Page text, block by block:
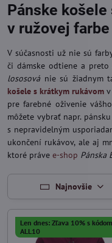
Pánske
v ružovej farbe
V súčasnosti už nie sú
či dámske odtiene a preto
lososovánie sú žiadnym
košele s krátkym rukávom
pre farebné oživenie
môžete vybrať napr. pánsku
s nepravidelným
ukončení rukávov, ale aj
ktoré práve e-shop Pánska
Najnovšie
Len dnes: Zľava 10% s
ALL10